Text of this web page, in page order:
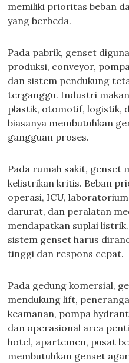
memiliki prioritas beban
yang berbeda.
Pada pabrik, genset
produksi, conveyor,
dan sistem pendukung
terganggu. Industri
plastik, otomotif, logistik,
biasanya membutuhkan
gangguan proses.
Pada rumah sakit, genset
kelistrikan kritis. Beban
operasi, ICU,
darurat, dan peralatan
mendapatkan suplai
sistem genset harus
tinggi dan respons cepat.
Pada gedung komersial,
mendukung lift,
keamanan, pompa
dan operasional area
hotel, apartemen, pusat
membutuhkan genset